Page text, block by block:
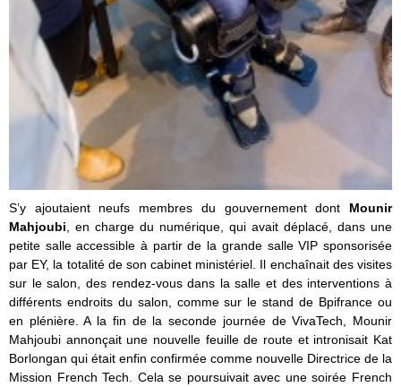
S’y ajoutaient neufs membres du gouvernement dont Mounir
Mahjoubi , en charge du numérique, qui avait déplacé, dans une
petite salle accessible à partir de la grande salle VIP sponsorisée
par EY, la totalité de son cabinet ministériel. Il enchaînait des visites
sur le salon, des rendez-vous dans la salle et des interventions à
différents endroits du salon, comme sur le stand de Bpifrance ou
en plénière. A la fin de la seconde journée de VivaTech, Mounir
Mahjoubi annonçait une nouvelle feuille de route et intronisait Kat
Borlongan qui était enfin confirmée comme nouvelle Directrice de la
Mission French Tech. Cela se poursuivait avec une soirée French